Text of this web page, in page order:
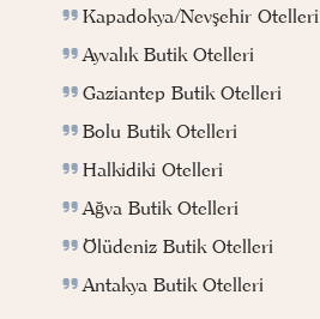
Kapadokya/Nevşehir Otelleri
Ayvalık Butik Otelleri
Gaziantep Butik Otelleri
Bolu Butik Otelleri
Halkidiki Otelleri
Ağva Butik Otelleri
Ölüdeniz Butik Otelleri
Antakya Butik Otelleri